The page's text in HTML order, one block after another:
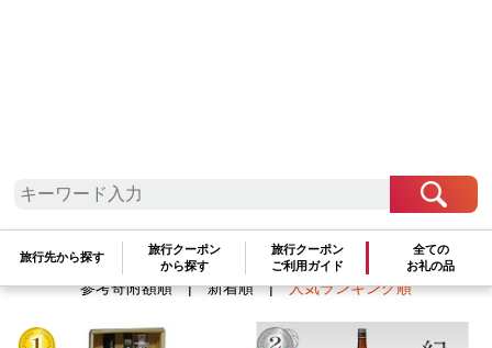
旅行先から探す
旅行クーポン
から探す
旅行クーポン
ご利用ガイド
全ての
お礼の品
検索結果一覧 1～7件 / 全7件
参考寄附額順|新着順|人気ランキング順